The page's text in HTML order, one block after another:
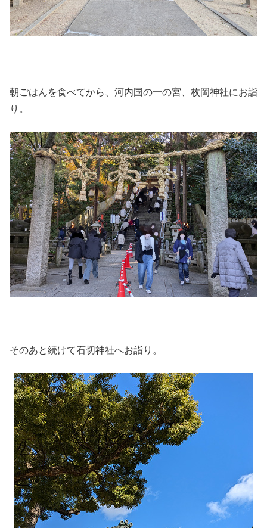
朝ごはんを食べてから、河内国の一の宮、枚岡神社にお詣
り。
そのあと続けて石切神社へお詣り。